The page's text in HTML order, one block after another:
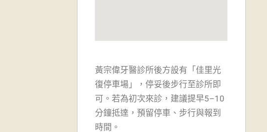
黃宗偉牙醫診所後方設有「佳里光
復停車場」，停妥後步行至診所即
可。若為初次來診，建議提早5–10
分鐘抵達，預留停車、步行與報到
時間。